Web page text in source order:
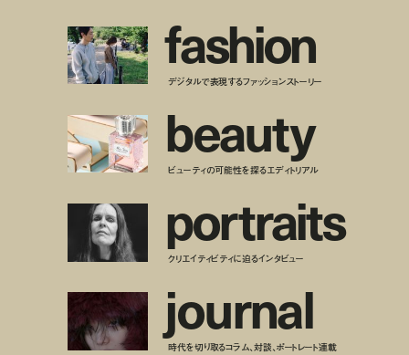
fashion
デジタルで表現するファッションストーリー
beauty
ビューティの可能性を探るエディトリアル
portraits
クリエイティビティに迫るインタビュー
journal
時代を切り取るコラム、対談、ポートレート連載